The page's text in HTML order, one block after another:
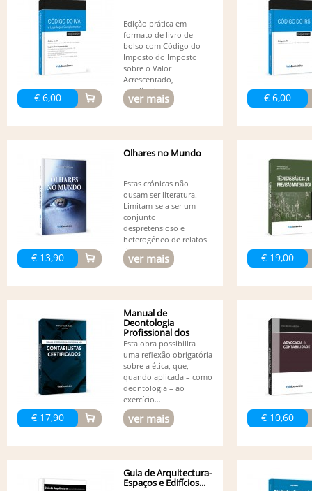
€ 6,00
Edição prática em
formato de livro de
bolso com Código do
Imposto do Imposto
sobre o Valor
Acrescentado,
atualizado...
ver mais € 6,00
€ 13,90
Olhares no Mundo
Estas crónicas não
ousam ser literatura.
Limitam-se a ser um
conjunto
despretensioso e
heterogéneo de relatos
de...
ver mais € 19,00
€ 17,90
Manual de
Deontologia
Profissional dos
Contabilistas...
Esta obra possibilita
uma reflexão obrigatória
sobre a ética, que,
quando aplicada – como
deontologia – ao
exercício...
ver mais € 10,60
Guia de Arquitectura-
Espaços e Edifícios...